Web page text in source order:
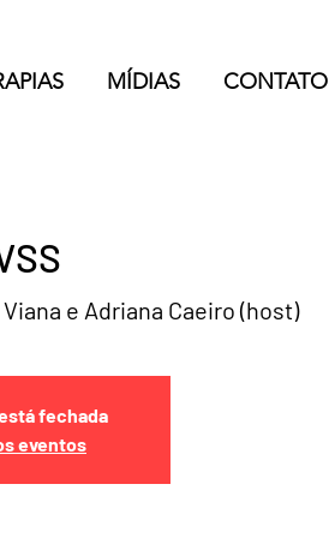
MÍDIAS CONTATO
e Adriana Caeiro (host)
fechada
eventos